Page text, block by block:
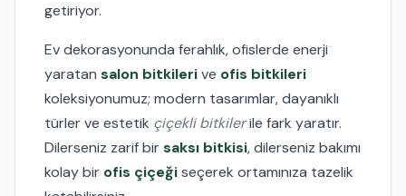
getiriyor.
Ev dekorasyonunda ferahlık, ofislerde enerji
yaratan salon bitkilerive ofis bitkileri
koleksiyonumuz; modern tasarımlar, dayanıklı
türler ve estetik çiçekli bitkilerile fark yaratır.
Dilerseniz zarif birsaksı bitkisi, dilerseniz bakımı
kolay bir ofis çiçeğiseçerek ortamınıza tazelik